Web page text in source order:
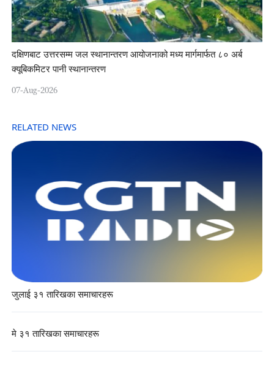
दक्षिणबाट उत्तरसम्म जल स्थानान्तरण आयोजनाको मध्य मार्गमार्फत ८० अर्ब
क्यूबिकमिटर पानी स्थानान्तरण
07-Aug-2026
RELATED NEWS
जुलाई ३१ तारिखका समाचारहरू
मे ३१ तारिखका समाचारहरू